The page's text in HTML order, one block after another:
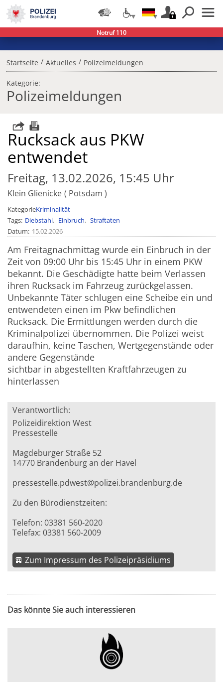
Startseite / Aktuelles / Polizeimeldungen
Kategorie:
Polizeimeldungen
Rucksack aus PKW
entwendet
Freitag, 13.02.2026, 15:45 Uhr
Klein Glienicke Potsdam
KategorieKriminalität
Tags Diebstahl Einbruch
Straftaten
Datum 15.02.2026
Am Freitagnachmittag wurde ein Einbruch in der
Zeit von 09:00 Uhr bis 15:45 Uhr in einem PKW
bekannt. Die Geschädigte hatte beim Verlassen
ihren Rucksack im Fahrzeug zurückgelassen.
Unbekannte Täter schlugen eine Scheibe ein und
entwendeten einen im Pkw befindlichen
Rucksack. Die Ermittlungen werden durch die
Kriminalpolizei übernommen. Die Polizei weist
daraufhin, keine Taschen, Wertgegenstände oder
andere Gegenstände
sichtbar in abgestellten Kraftfahrzeugen zu
hinterlassen
Verantwortlich:
Polizeidirektion West
Pressestelle
Magdeburger Straße 52
14770 Brandenburg an der Havel
pressestelle.pdwest@polizei.brandenburg.de
Zu den Bürodienstzeiten:
Telefon: 03381 560-2020
Telefax: 03381 560-2009
Zum Impressum des Polizeipräsidiums
Das könnte Sie auch interessieren
Notruf 110